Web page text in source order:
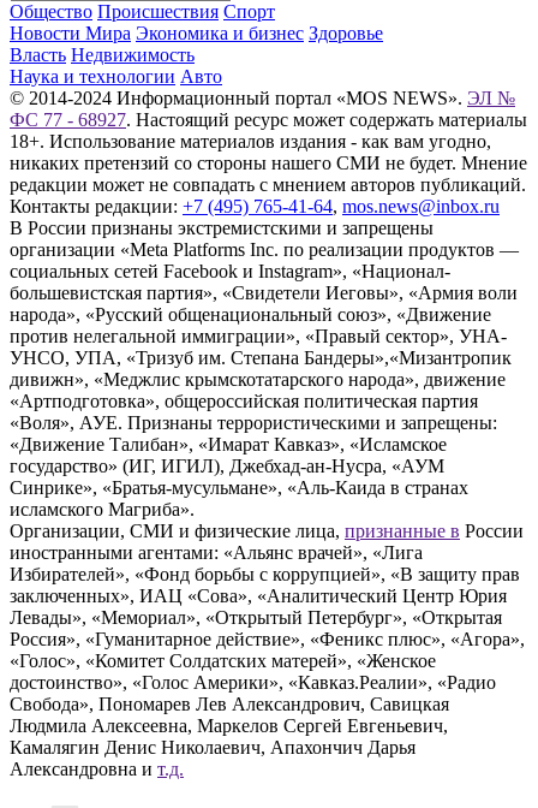
Общество Происшествия Спорт
Новости Мира Экономика и бизнес Здоровье
Власть Недвижимость
Наука и технологии Авто
© 2014-2024 Информационный портал «MOS NEWS». ЭЛ №
ФС 77 - 68927. Настоящий ресурс может содержать материалы
18+. Использование материалов издания - как вам угодно,
никаких претензий со стороны нашего СМИ не будет. Мнение
редакции может не совпадать с мнением авторов публикаций.
Контакты редакции: +7 (495) 765-41-64, mos.news@inbox.ru
В России признаны экстремистскими и запрещены
организации «Meta Platforms Inc. по реализации продуктов —
социальных сетей Facebook и Instagram», «Национал-
большевистская партия», «Свидетели Иеговы», «Армия воли
народа», «Русский общенациональный союз», «Движение
против нелегальной иммиграции», «Правый сектор», УНА-
УНСО, УПА, «Тризуб им. Степана Бандеры»,«Мизантропик
дивижн», «Меджлис крымскотатарского народа», движение
«Артподготовка», общероссийская политическая партия
«Воля», АУЕ. Признаны террористическими и запрещены:
«Движение Талибан», «Имарат Кавказ», «Исламское
государство» (ИГ, ИГИЛ), Джебхад-ан-Нусра, «АУМ
Синрике», «Братья-мусульмане», «Аль-Каида в странах
исламского Магриба».
Организации, СМИ и физические лица, признанные в России
иностранными агентами: «Альянс врачей», «Лига
Избирателей», «Фонд борьбы с коррупцией», «В защиту прав
заключенных», ИАЦ «Сова», «Аналитический Центр Юрия
Левады», «Мемориал», «Открытый Петербург», «Открытая
Россия», «Гуманитарное действие», «Феникс плюс», «Агора»,
«Голос», «Комитет Солдатских матерей», «Женское
достоинство», «Голос Америки», «Кавказ.Реалии», «Радио
Свобода», Пономарев Лев Александрович, Савицкая
Людмила Алексеевна, Маркелов Сергей Евгеньевич,
Камалягин Денис Николаевич, Апахончич Дарья
Александровна и т.д.